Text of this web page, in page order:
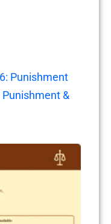
Punishment
&